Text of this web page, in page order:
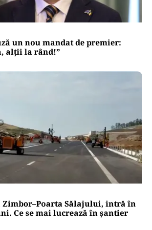
un nou mandat de premier:
alții la rând!”
Zimbor–Poarta Sălajului, intră în
Ce se mai lucrează în șantier